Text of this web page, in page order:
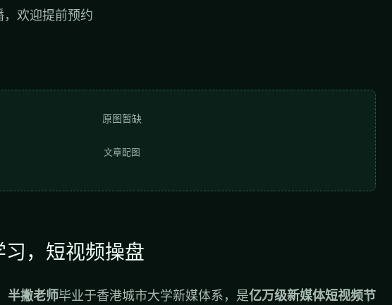
欢迎提前预约
原图暂缺
文章配图
，短视频操盘
半撇老师毕业于香港城市大学新媒体系，是亿万级新媒体短视频节